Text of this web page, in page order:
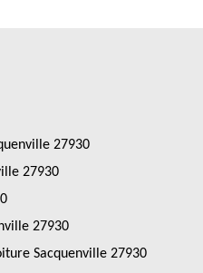
27930
27930
27930
Sacquenville 27930